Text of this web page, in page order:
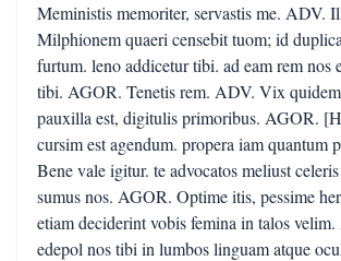
Meministis memoriter, servastis me. ADV.
Milphionem quaeri censebit tuom; id
furtum. leno addicetur tibi. ad eam rem nos
tibi. AGOR. Tenetis rem. ADV. Vix
pauxilla est, digitulis primoribus. AGOR.
cursim est agendum. propera iam quantum
Bene vale igitur. te advocatos meliust
sumus nos. AGOR. Optime itis, pessime
etiam deciderint vobis femina in talos
edepol nos tibi in lumbos linguam atque